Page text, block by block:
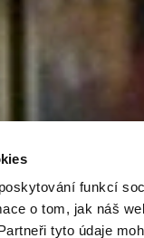
funkcí
o tom, jak náš
tyto údaje